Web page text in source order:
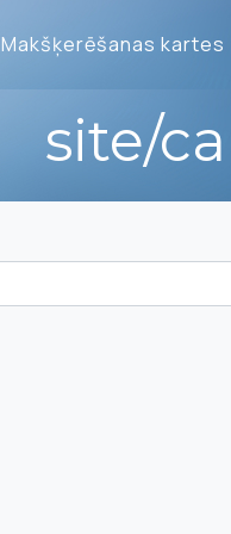
Makšķerēšanas kartes
site/